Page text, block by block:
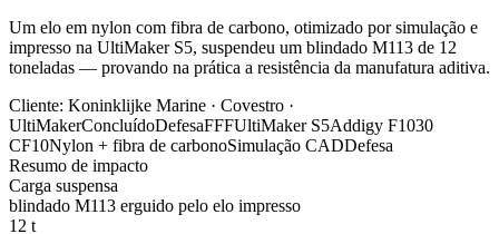
Um elo em nylon com fibra de carbono, otimizado por simulação e
impresso na UltiMaker S5, suspendeu um blindado M113 de 12
toneladas — provando na prática a resistência da manufatura aditiva.
Cliente: Koninklijke Marine · Covestro ·
UltiMakerConcluídoDefesaFFFUltiMaker S5Addigy F1030
CF10Nylon + fibra de carbonoSimulação CADDefesa
Resumo de impacto
Carga suspensa
blindado M113 erguido pelo elo impresso
12 t